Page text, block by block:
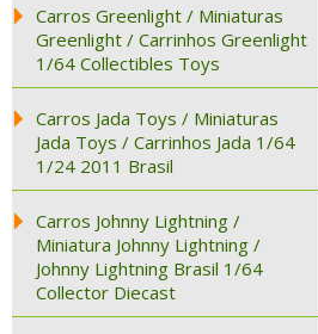
Carros Greenlight / Miniaturas
Greenlight / Carrinhos Greenlight
1/64 Collectibles Toys
Carros Jada Toys / Miniaturas
Jada Toys / Carrinhos Jada 1/64
1/24 2011 Brasil
Carros Johnny Lightning /
Miniatura Johnny Lightning /
Johnny Lightning Brasil 1/64
Collector Diecast